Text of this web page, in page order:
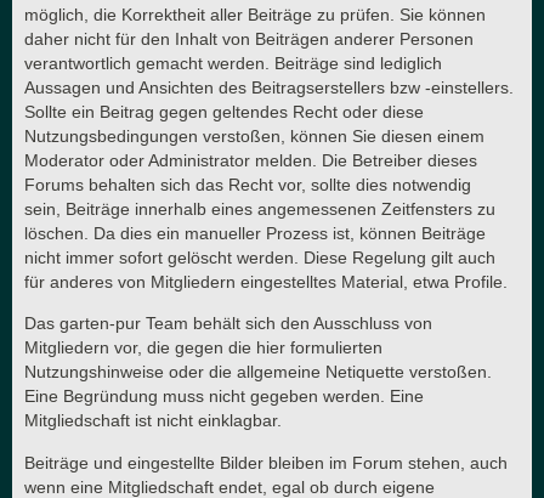
möglich, die Korrektheit aller Beiträge zu prüfen. Sie können
daher nicht für den Inhalt von Beiträgen anderer Personen
verantwortlich gemacht werden. Beiträge sind lediglich
Aussagen und Ansichten des Beitragserstellers bzw -einstellers.
Sollte ein Beitrag gegen geltendes Recht oder diese
Nutzungsbedingungen verstoßen, können Sie diesen einem
Moderator oder Administrator melden. Die Betreiber dieses
Forums behalten sich das Recht vor, sollte dies notwendig
sein, Beiträge innerhalb eines angemessenen Zeitfensters zu
löschen. Da dies ein manueller Prozess ist, können Beiträge
nicht immer sofort gelöscht werden. Diese Regelung gilt auch
für anderes von Mitgliedern eingestelltes Material, etwa Profile.
Das garten-pur Team behält sich den Ausschluss von
Mitgliedern vor, die gegen die hier formulierten
Nutzungshinweise oder die allgemeine Netiquette verstoßen.
Eine Begründung muss nicht gegeben werden. Eine
Mitgliedschaft ist nicht einklagbar.
Beiträge und eingestellte Bilder bleiben im Forum stehen, auch
wenn eine Mitgliedschaft endet, egal ob durch eigene